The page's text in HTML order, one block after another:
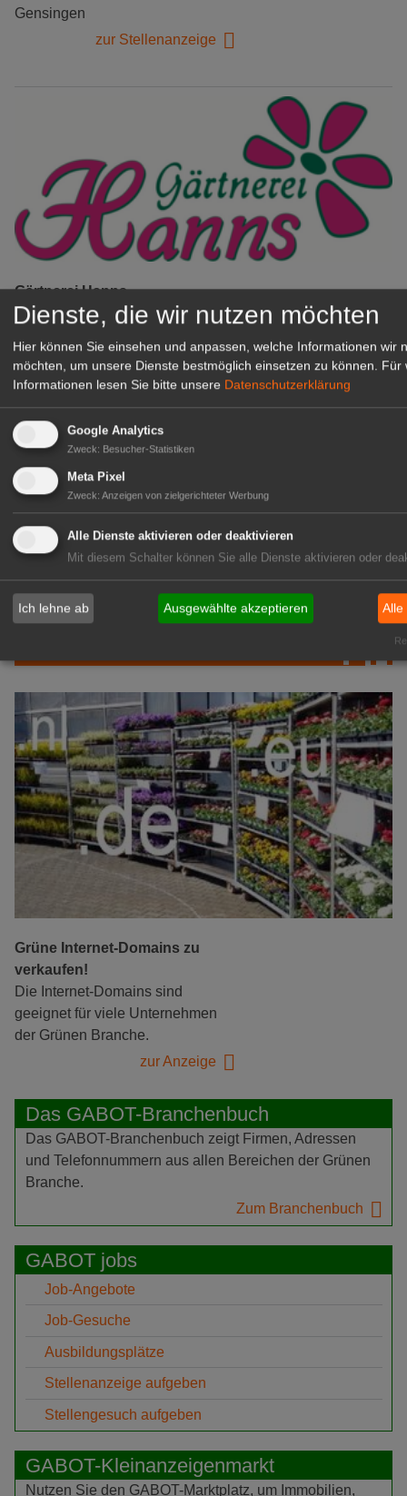
Gensingen
zur Stellenanzeige
Gärtnerei Hanns
Mitarbeiter (m/w/d) für unsere
Herongen
zur Stellenanzeige
GABOT Immobilienangebote
1A-Lage, ihre Chance in der
grünen Branche
Repräsentative Immobilie für
IHREN Betrieb!
Grüne Internet-Domains zu
verkaufen!
Die Internet-Domains sind
geeignet für viele Unternehmen
der Grünen Branche.
zur Anzeige
Das GABOT-Branchenbuch
Das GABOT-Branchenbuch zeigt Firmen, Adressen
und Telefonnummern aus allen Bereichen der Grünen
Branche.
Zum Branchenbuch
GABOT jobs
Job-Angebote
Job-Gesuche
Ausbildungsplätze
Stellenanzeige aufgeben
Stellengesuch aufgeben
GABOT-Kleinanzeigenmarkt
Nutzen Sie den GABOT-Marktplatz, um Immobilien,
Dienste, die wir nutzen möchten
Hier können Sie einsehen und anpassen, welche Informationen wir
möchten, um unsere Dienste bestmöglich einsetzen zu können.
Für
Informationen lesen Sie bitte unsere Datenschutzerklärung
Google Analytics
Zweck: Besucher-Statistiken
Meta Pixel
Zweck: Anzeigen von zielgerichteter Werbung
Alle Dienste aktivieren oder deaktivieren
Mit diesem Schalter können Sie alle Dienste aktivieren oder
Ich lehne ab Ausgewählte akzeptieren Alle